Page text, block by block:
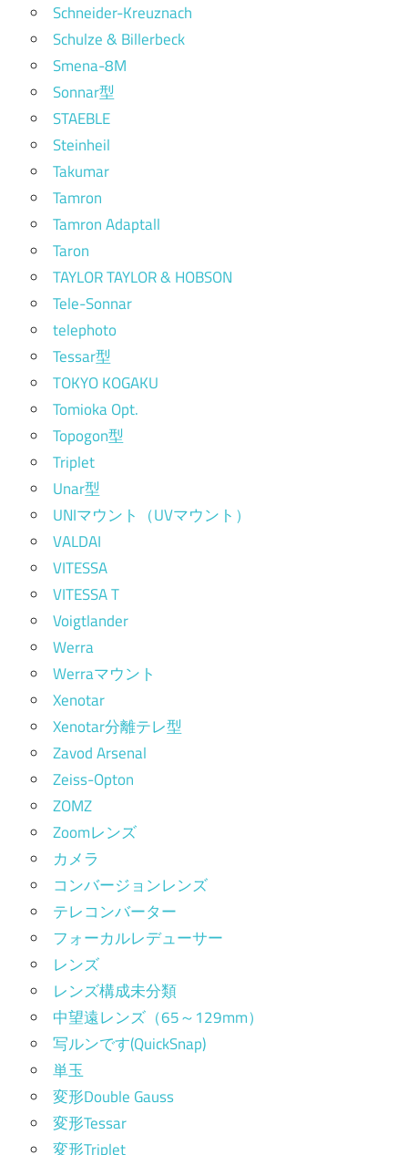
Schneider-Kreuznach
Schulze & Billerbeck
Smena-8M
Sonnar型
STAEBLE
Steinheil
Takumar
Tamron
Tamron Adaptall
Taron
TAYLOR TAYLOR & HOBSON
Tele-Sonnar
telephoto
Tessar型
TOKYO KOGAKU
Tomioka Opt.
Topogon型
Triplet
Unar型
UNIマウント（UVマウント）
VALDAI
VITESSA
VITESSA T
Voigtlander
Werra
Werraマウント
Xenotar
Xenotar分離テレ型
Zavod Arsenal
Zeiss-Opton
ZOMZ
Zoomレンズ
カメラ
コンバージョンレンズ
テレコンバーター
フォーカルレデューサー
レンズ
レンズ構成未分類
中望遠レンズ（65～129mm）
写ルンです(QuickSnap)
単玉
変形Double Gauss
変形Tessar
変形Triplet